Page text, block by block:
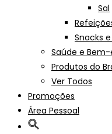
Sal
Snacks
Saúde e
Produtos do
Ver Todos
Promoções
Área Pessoal